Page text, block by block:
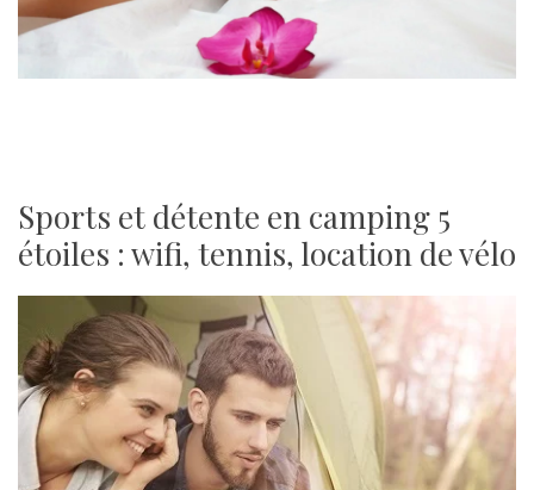
Sports et détente en camping 5
étoiles : wifi, tennis, location de vélo